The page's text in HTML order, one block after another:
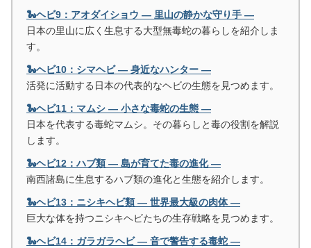
🐍ヘビ9：アオダイショウ ― 里山の静かな守り手 ―
日本の里山に広く生息する大型無毒蛇の暮らしを紹介しま
す。
🐍ヘビ10：シマヘビ ― 身近なハンター ―
活発に活動する日本の代表的なヘビの生態を見つめます。
🐍ヘビ11：マムシ ― 小さな毒蛇の生態 ―
日本を代表する毒蛇マムシ。その暮らしと毒の役割を解説
します。
🐍ヘビ12：ハブ類 ― 島が育てた毒の進化 ―
南西諸島に生息するハブ類の進化と生態を紹介します。
🐍ヘビ13：ニシキヘビ類 ― 世界最大級の肉体 ―
巨大な体を持つニシキヘビたちの生存戦略を見つめます。
🐍ヘビ14：ガラガラヘビ ― 音で警告する毒蛇 ―